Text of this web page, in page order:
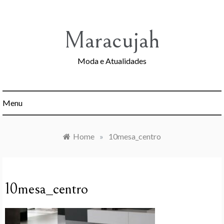
Maracujah
Moda e Atualidades
Menu
Home » 10mesa_centro
10mesa_centro